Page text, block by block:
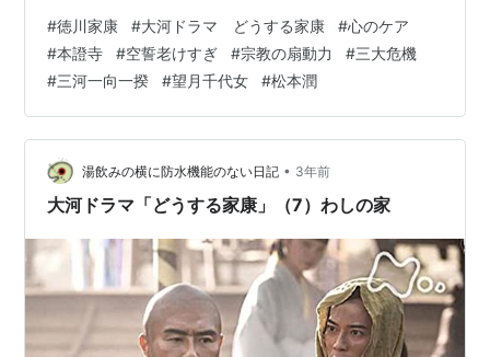
架純）から教えられる。家康は宗徒が集まる本證寺に潜
入すると、そこには寺内町という巨大な町がつくられ、
住職の空誓（市川右團次）は「民が苦しむのは武士のせ
いだ」と説いていた。家康は一向宗への対抗を命じる
が・・・。（これまでのあらすじ | 大河ドラマ「どうす
る家康」 - NHK） 公式サイトの「略…
#徳川家康 #大河ドラマ どうする家康 #心のケア
#本證寺 #空誓老けすぎ #宗教の扇動力 #三大危機
#三河一向一揆 #望月千代女 #松本潤
湯飲みの横に防水機能のない日記 • 3年前
大河ドラマ「どうする家康」（7）わしの家